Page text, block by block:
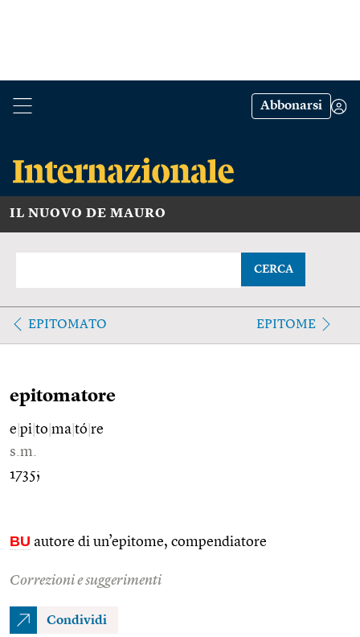
Abbonarsi
IL NUOVO DE MAURO
CERCA
EPITOMATO EPITOME
epitomatore
e pi to ma tó re
s.m.
1735;
BU autore di un’epitome, compendiatore
Correzioni e suggerimenti
Condividi